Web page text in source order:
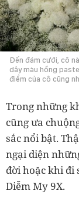
Đến đám cưới, cô
dây màu hồng
điểm của cô cũng
Trong những
cũng ưa
sắc nổi bật.
ngại diện
đời hoặc khi đi
Diễm My 9X.